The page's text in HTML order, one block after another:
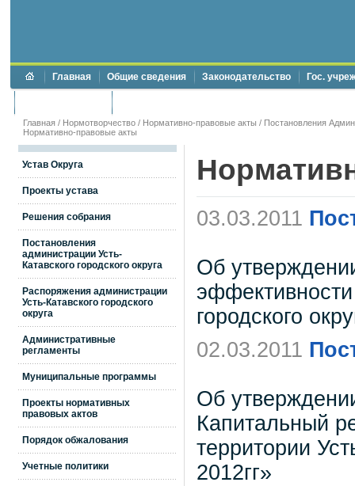
Главная Общие сведения Законодательство Гос.
Главная / Нормотворчество / Нормативно-правовые акты / Постановления
Нормативно-правовые акты
Устав Округа
Проекты устава
Решения собрания
Постановления
администрации Усть-
Катавского городского округа
Распоряжения администрации
Усть-Катавского городского
округа
Административные
регламенты
Муниципальные программы
Проекты нормативных
правовых актов
Порядок обжалования
Учетные политики
03.03.2011
Об
городского
02.03.2011
Об
Капитальный
территории
2012гг»